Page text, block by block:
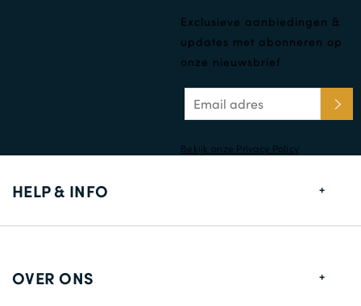
Exclusieve aanbiedingen &
updates met abonneren op
onze nieuwsbrief
Bekijk onze Privacy Policy
HELP & INFO
OVER ONS